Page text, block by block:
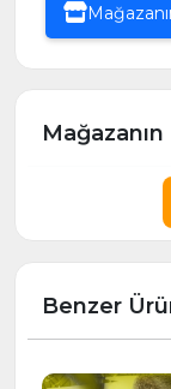
Benzer